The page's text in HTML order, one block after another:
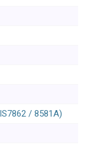
/ 8581A)